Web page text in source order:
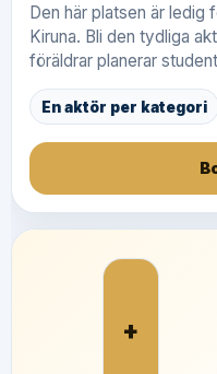
Den här platsen är ledig
Kiruna. Bli den tydliga
föräldrar planerar
En aktör per kategori
+